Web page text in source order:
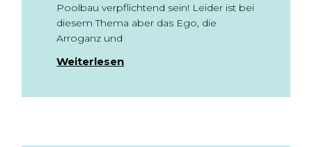
Poolbau verpflichtend sein! Leider ist bei
diesem Thema aber das Ego, die
Arroganz und
Weiterlesen